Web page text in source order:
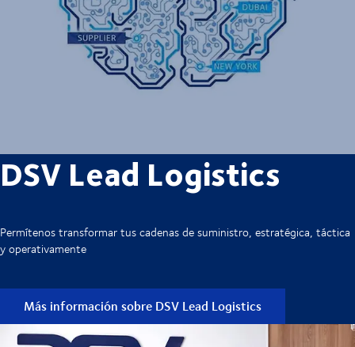
DSV Lead Logistics
Permítenos transformar tus cadenas de suministro, estratégica, táctica
y operativamente
Más información sobre DSV Lead Logistics